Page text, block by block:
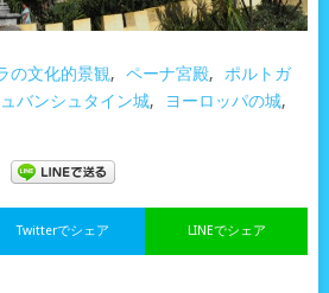
の文化的景観, ペーナ宮殿,
ポルトガ
バンシュタイン城, ヨーロッパの城,
LINEでシェア
Twitterでシェア